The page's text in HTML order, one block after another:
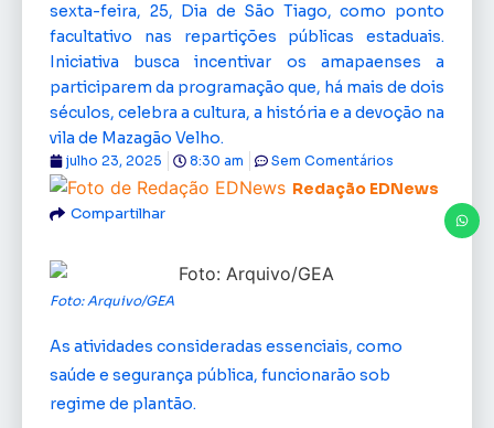
sexta-feira, 25, Dia de São Tiago, como ponto
facultativo nas repartições públicas estaduais.
Iniciativa busca incentivar os amapaenses a
participarem da programação que, há mais de dois
séculos, celebra a cultura, a história e a devoção na
vila de Mazagão Velho.
Redação EDNews
julho 23, 2025 8:30 am Sem Comentários
Compartilhar
Foto: Arquivo/GEA
As atividades consideradas essenciais, como
saúde e segurança pública, funcionarão sob
regime de plantão.